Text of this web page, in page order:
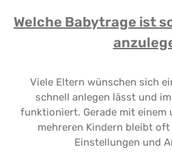
Welche Babytrage ist
Viele Eltern wünschen sich
schnell anlegen lässt und
funktioniert. Gerade mit einem
mehreren Kindern bleibt
Einstellungen und